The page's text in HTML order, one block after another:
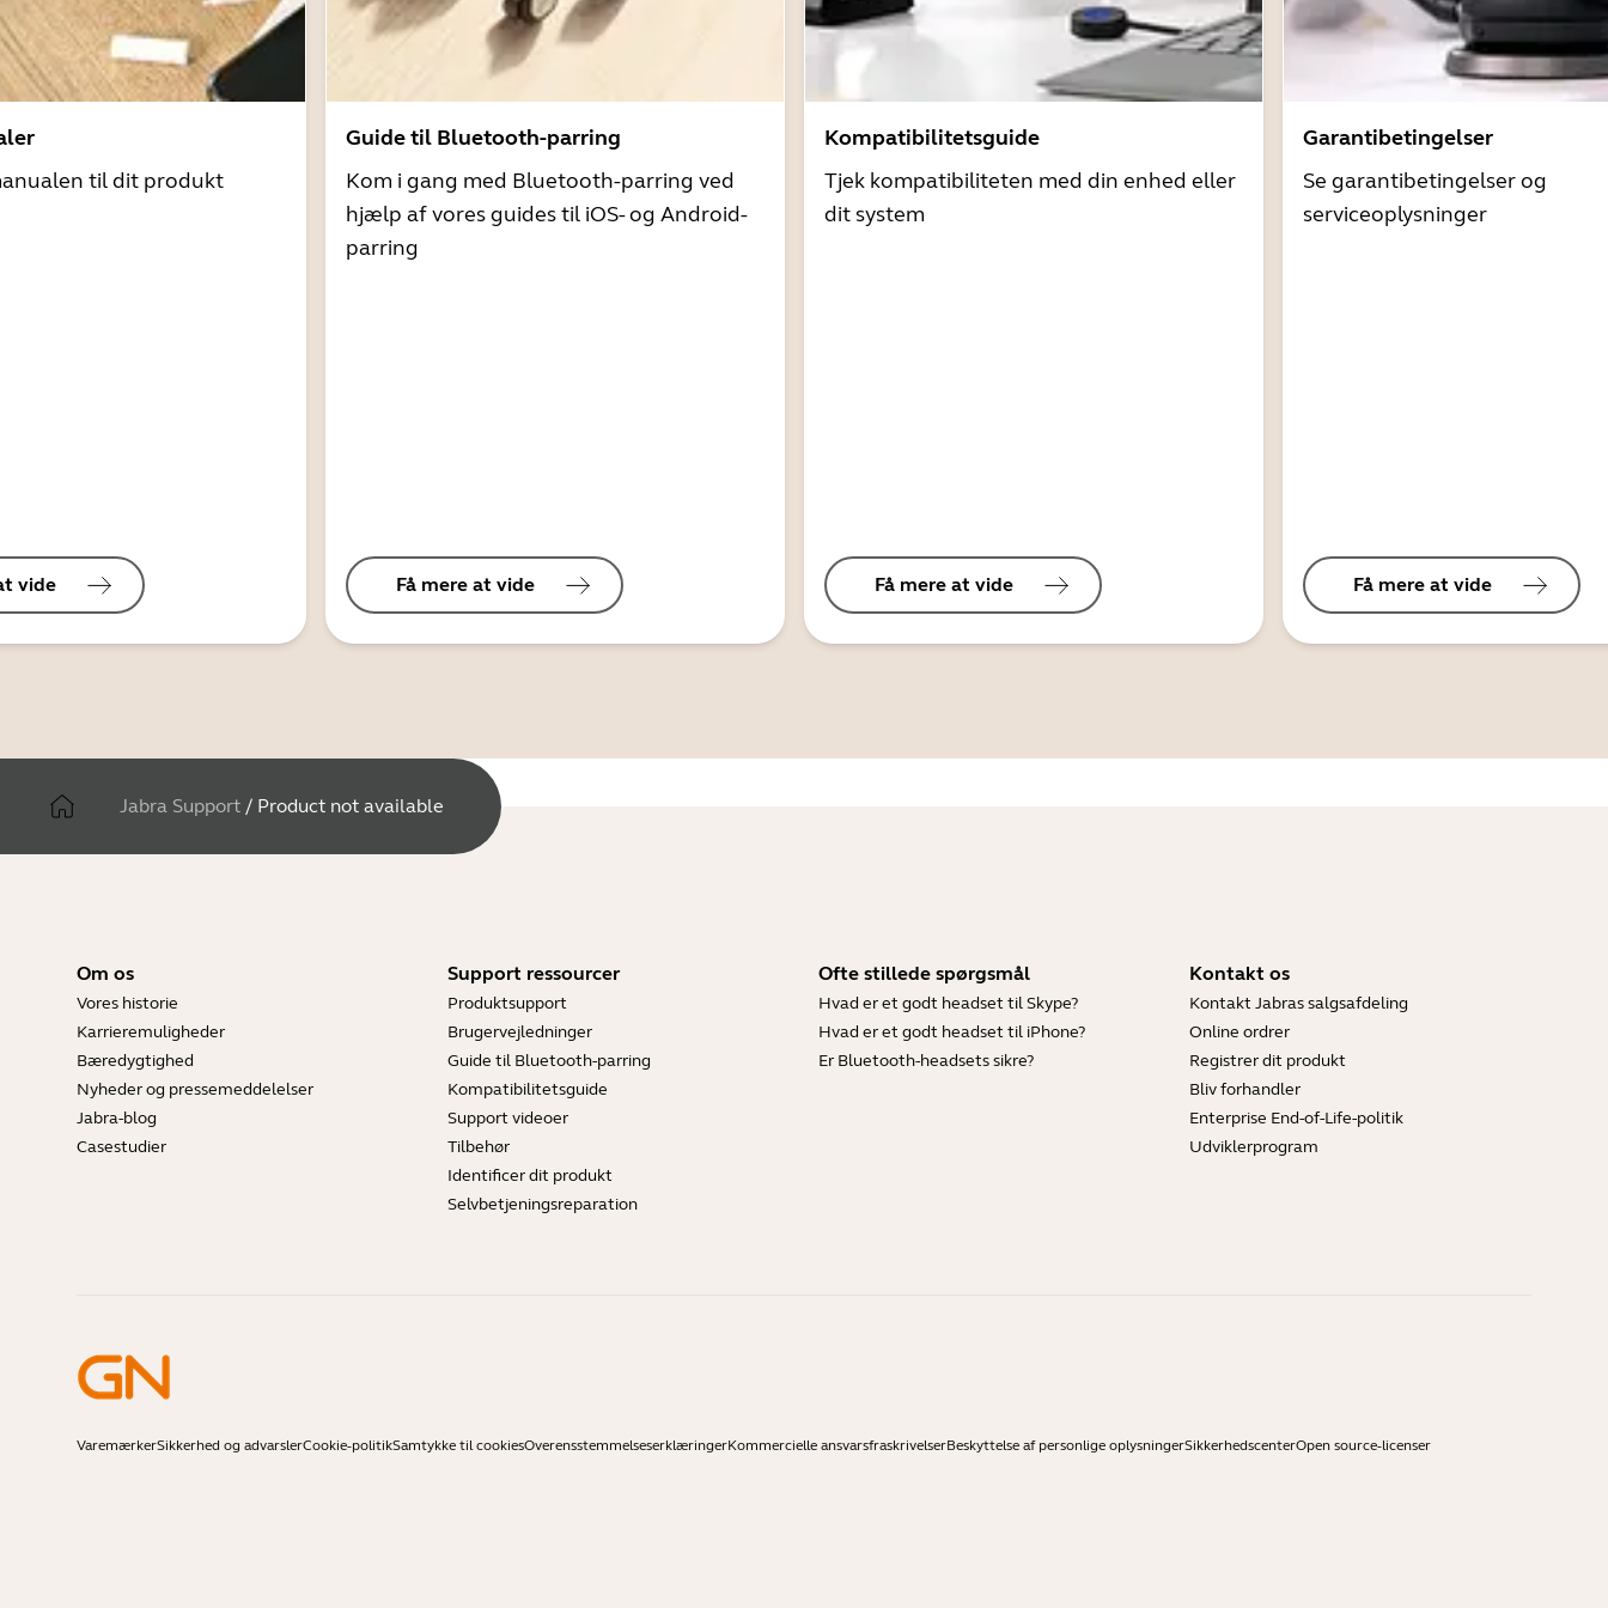
til dit produkt
vide
Guide til Bluetooth-parring
Kom i gang med Bluetooth-parring ved
hjælp af vores guides til iOS- og Android-
parring
Få mere at vide
Kompatibilitetsguide
Tjek kompatibiliteten med din enhed eller
dit system
Få mere at vide
Garantibetingelser
Se garantibetingelser og
serviceoplysninger
Få mere at vide
Jabra Support / Product not available
Om os
Vores historie
Karrieremuligheder
Bæredygtighed
Nyheder og pressemeddelelser
Jabra-blog
Casestudier
Support ressourcer
Produktsupport
Brugervejledninger
Guide til Bluetooth-parring
Kompatibilitetsguide
Support videoer
Tilbehør
Identificer dit produkt
Selvbetjeningsreparation
Ofte stillede spørgsmål
Hvad er et godt headset til Skype?
Hvad er et godt headset til iPhone?
Er Bluetooth-headsets sikre?
Kontakt os
Kontakt Jabras salgsafdeling
Online ordrer
Registrer dit produkt
Bliv forhandler
Enterprise End-of-Life-politik
Udviklerprogram
VaremærkerSikkerhed og advarslerCookie-politikSamtykke til cookiesOverensstemmelseserklæringerKommercielle ansvarsfraskrivelserBeskyttelse af personlige oplysningerSikkerhedscenterOpen source-licenser